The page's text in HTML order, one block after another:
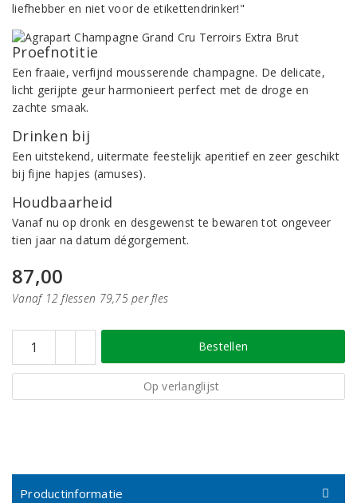
liefhebber en niet voor de etikettendrinker!"
Proefnotitie
Een fraaie, verfijnd mousserende champagne. De delicate,
licht gerijpte geur harmonieert perfect met de droge en
zachte smaak.
Drinken bij
Een uitstekend, uitermate feestelijk aperitief en zeer geschikt
bij fijne hapjes (amuses).
Houdbaarheid
Vanaf nu op dronk en desgewenst te bewaren tot ongeveer
tien jaar na datum dégorgement.
87,00
Vanaf 12 flessen 79,75 per fles
Bestellen
Op verlanglijst
Productinformatie